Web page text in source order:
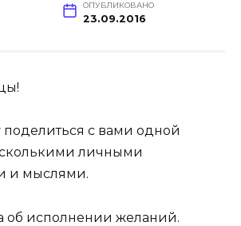
ОПУБЛИКОВАНО
23.09.2016
поделиться с вами одной
личными
и мыслями.
об исполнении желаний.